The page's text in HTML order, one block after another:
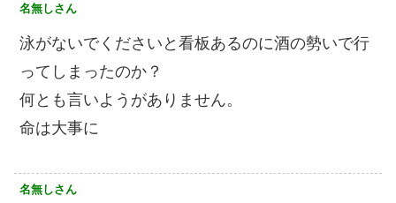
名無しさん
泳がないでくださいと看板あるのに酒の勢いで行
ってしまったのか？
何とも言いようがありません。
命は大事に
名無しさん